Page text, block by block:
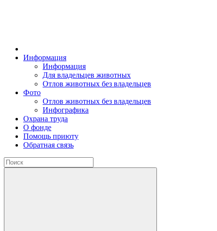
Информация
Информация
Для владельцев животных
Отлов животных без владельцев
Фото
Отлов животных без владельцев
Инфографика
Охрана труда
О фонде
Помощь приюту
Обратная связь